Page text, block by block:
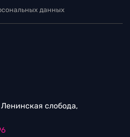
данных
слобода,